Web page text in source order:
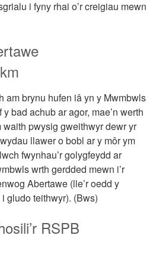
i fyny rhai o’r creigiau mewn
am brynu hufen iâ yn y Mwmbwls
bad achub ar agor, mae’n werth
pwysig gweithwyr dewr yr
llawer o bobl ar y môr ym
fwynhau’r golygfeydd ar
wrth gerdded mewn i’r
Abertawe (lle’r oedd y
gludo teithwyr). (Bws)
RSPB